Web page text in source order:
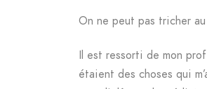
On ne peut pas tricher
Il est ressorti de mon
étaient des choses qui